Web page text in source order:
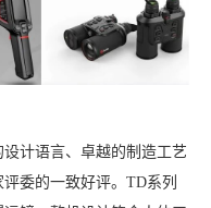
计语言、卓越的制造工艺
委的一致好评。TD系列